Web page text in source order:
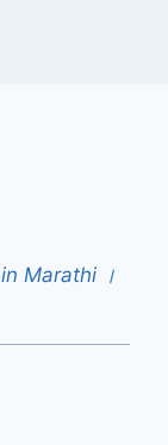
Marathi ।